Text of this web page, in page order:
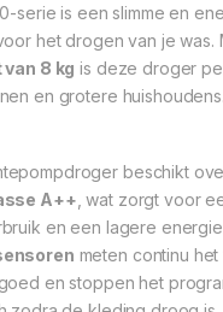
serie is een slimme en
het drogen van je was.
8 kg is deze droger
en grotere huishoudens.
beschikt
A++ , wat zorgt voor
en een lagere
meten continu
en stoppen het